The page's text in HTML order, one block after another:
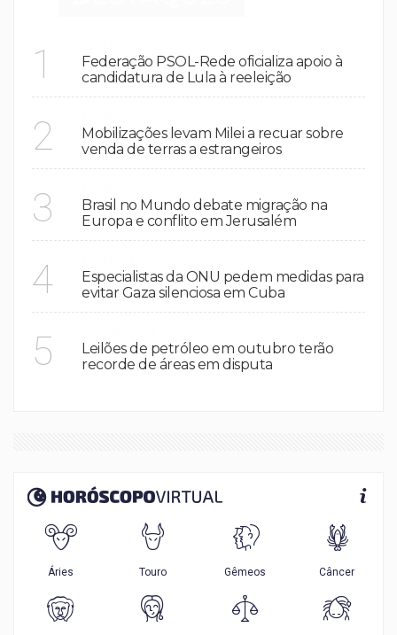
1
Federação PSOL-Rede oficializa apoio à
candidatura de Lula à reeleição
2
Mobilizações levam Milei a recuar sobre
venda de terras a estrangeiros
3
Brasil no Mundo debate migração na
Europa e conflito em Jerusalém
4
Especialistas da ONU pedem medidas para
evitar Gaza silenciosa em Cuba
5
Leilões de petróleo em outubro terão
recorde de áreas em disputa